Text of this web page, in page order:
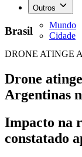
Outros
Mundo
Cidade
Brasil
DRONE ATINGE
Drone
Argentinas
Impacto na
constatado